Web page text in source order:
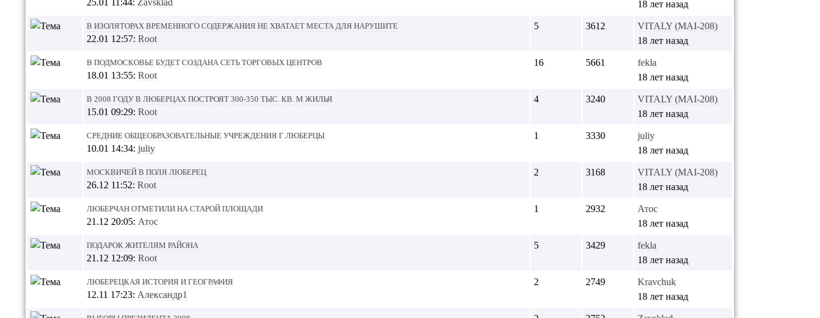
25.01 11:44: Zavsklad
18 лет назад
В изоляторах временного содержания не хватает места для нарушите
22.01 12:57: Root
5 3612
VITALY (MAI-208)
18 лет назад
В Подмосковье будет создана сеть торговых центров
18.01 13:55: Root
16 5661
fekla
18 лет назад
В 2008 году в Люберцах построят 300-350 тыс. кв. м жилья
15.01 09:29: Root
4 3240
VITALY (MAI-208)
18 лет назад
Средние общеобразовательные учреждения г.Люберцы
10.01 14:34: juliy
1 3330
juliy
18 лет назад
Москвичей в поля Люберец
26.12 11:52: Root
2 3168
VITALY (MAI-208)
18 лет назад
Люберчан отметили на старой площади
21.12 20:05: Атос
1 2932
Атос
18 лет назад
Подарок жителям района
21.12 12:09: Root
5 3429
fekla
18 лет назад
Люберецкая история и география
12.11 17:23: Александр1
2 2749
Kravchuk
18 лет назад